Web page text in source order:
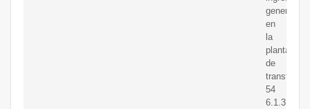
generados
en
la
planta
de
54
6.1.3